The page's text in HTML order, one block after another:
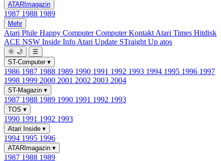
ATARImagazin
1987 1988 1989
Mehr
Atari Phile Happy ComputerComputer Kontakt Atari Times Hitdisk
ACE NSW Inside Info Atari Update STraight Up atos
🌞 🌙
☰
ST-Computer ▾
1986 1987 1988 1989 1990 1991 1992 1993 1994 1995 1996 1997
1998 1999 2000 2001 2002 2003 2004
ST-Magazin ▾
1987 1988 1989 1990 1991 1992 1993
TOS ▾
1990 1991 1992 1993
Atari Inside ▾
1994 1995 1996
ATARImagazin ▾
1987 1988 1989